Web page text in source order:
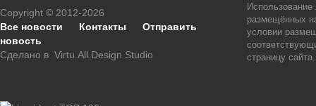
Copyright © 2012-2026
Все новости
Контакты
Отправить
новость
Сделано в Virtu.All.Design Studio
размещённых
условии
страницу сайта.